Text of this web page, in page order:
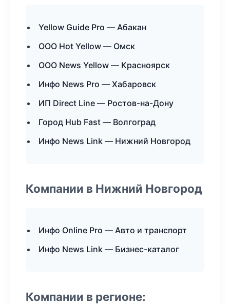
Yellow Guide Pro — Абакан
ООО Hot Yellow — Омск
ООО News Yellow — Красноярск
Инфо News Pro — Хабаровск
ИП Direct Line — Ростов-на-Дону
Город Hub Fast — Волгоград
Инфо News Link — Нижний Новгород
Компании в Нижний Новгород
Инфо Online Pro — Авто и транспорт
Инфо News Link — Бизнес-каталог
Компании в регионе: